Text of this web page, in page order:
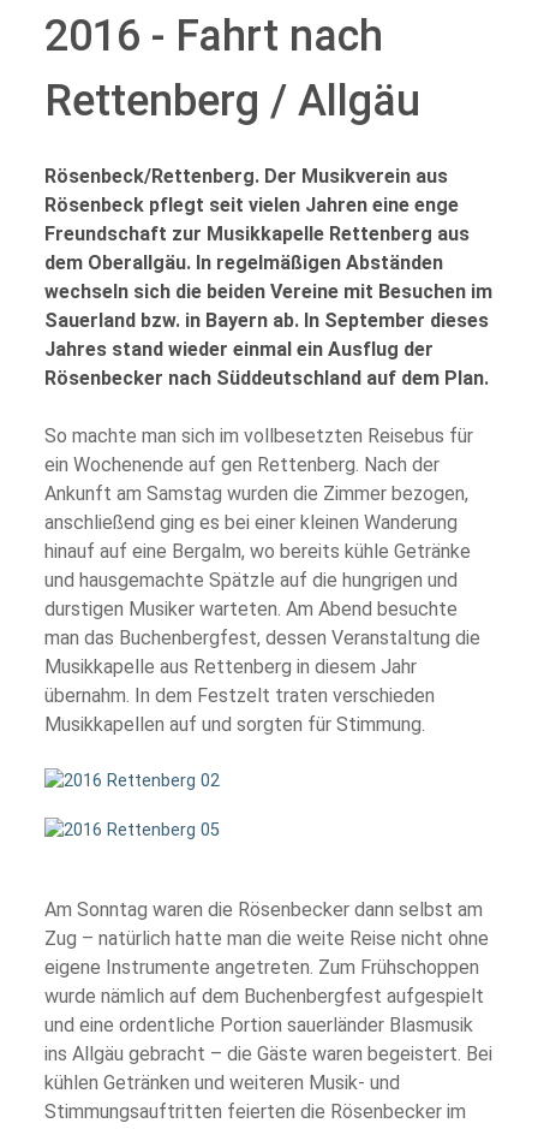
2016 - Fahrt nach
Rettenberg / Allgäu
Rösenbeck/Rettenberg. Der Musikverein aus
Rösenbeck pflegt seit vielen Jahren eine enge
Freundschaft zur Musikkapelle Rettenberg aus
dem Oberallgäu. In regelmäßigen Abständen
wechseln sich die beiden Vereine mit Besuchen im
Sauerland bzw. in Bayern ab. In September dieses
Jahres stand wieder einmal ein Ausflug der
Rösenbecker nach Süddeutschland auf dem Plan.
So machte man sich im vollbesetzten Reisebus für
ein Wochenende auf gen Rettenberg. Nach der
Ankunft am Samstag wurden die Zimmer bezogen,
anschließend ging es bei einer kleinen Wanderung
hinauf auf eine Bergalm, wo bereits kühle Getränke
und hausgemachte Spätzle auf die hungrigen und
durstigen Musiker warteten. Am Abend besuchte
man das Buchenbergfest, dessen Veranstaltung die
Musikkapelle aus Rettenberg in diesem Jahr
übernahm. In dem Festzelt traten verschieden
Musikkapellen auf und sorgten für Stimmung.
Am Sonntag waren die Rösenbecker dann selbst am
Zug – natürlich hatte man die weite Reise nicht ohne
eigene Instrumente angetreten. Zum Frühschoppen
wurde nämlich auf dem Buchenbergfest aufgespielt
und eine ordentliche Portion sauerländer Blasmusik
ins Allgäu gebracht – die Gäste waren begeistert. Bei
kühlen Getränken und weiteren Musik- und
Stimmungsauftritten feierten die Rösenbecker im